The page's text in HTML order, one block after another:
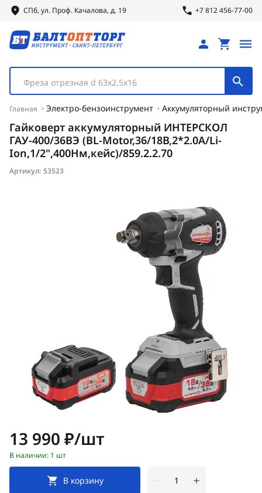
СПб, ул. Проф. Качалова, д. 19 +7 812 456-77-00
Фреза отрезная d 63х2,5х16
Главная Электро-бензоинструмент Аккумуляторный
Гайковерт аккумуляторный ИНТЕРСКОЛ
ГАУ-400/36ВЭ (BL-Motor,36/18В,2*2.0А/Li-
Ion,1/2",400Нм,кейс)/859.2.2.70
Артикул: 53523
Цена:
13 990 ₽/шт
В наличии: 1 шт
В корзину